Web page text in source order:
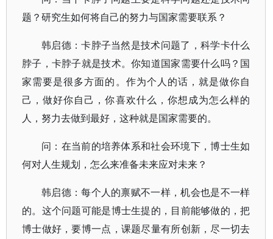
题？研究生如何将自己的努力与国家需要联系？
韩启德：卡脖子当然是技术问题了，科学卡什么
脖子，卡脖子就是技术。你知道国家需要什么吗？国
家需要是很多方面的。作为个人的话，就是做你自
己，做好你自己，你喜欢什么，你想成为怎么样的
人，努力去做到最好，这种就是国家需要的。
问：在当前的培养体系和社会环境下，博士生如
何对人生规划，怎么来准备未来应对未来？
韩启德：每个人的禀赋不一样，机会也是不一样
的。这个问题可能是博士生提的，目前能够做的，把
博士做好，要博一点，课题尽量有所创新，尽一切去